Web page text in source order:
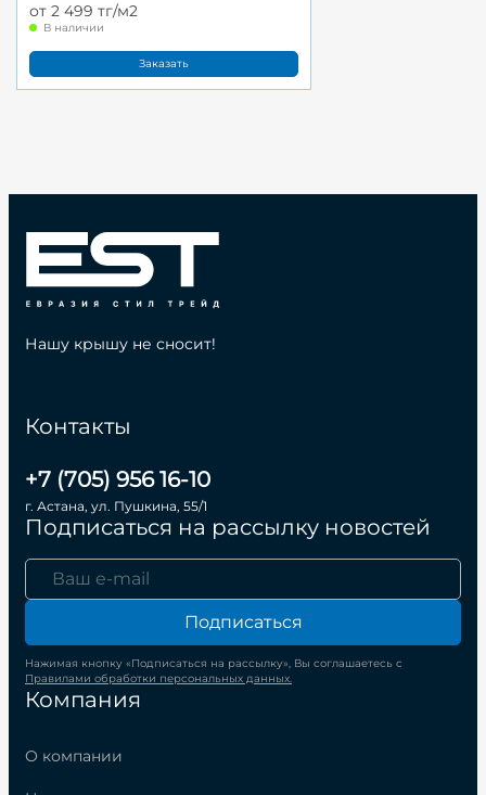
от 2 499 тг/м2
В наличии
Заказать
Компания
О компании
Контакты
+7 (705) 956 16-10
г. Астана, ул. Пушкина, 55/1
Подписаться на рассылку новостей
Подписаться
Нажимая кнопку «Подписаться на рассылку», Вы соглашаетесь с
Правилами обработки персональных данных.
Нашу крышу не сносит!